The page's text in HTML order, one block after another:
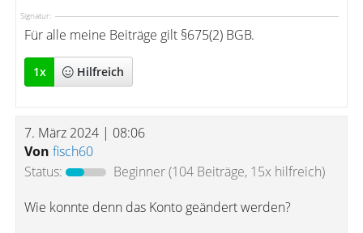
Signatur:
Für alle meine Beiträge gilt §675(2) BGB.
1x Hilfreich
7. März 2024 | 08:06
Von fisch60
Status:
Beginner(104 Beiträge, 15x hilfreich)
Wie konnte denn das Konto geändert werden?